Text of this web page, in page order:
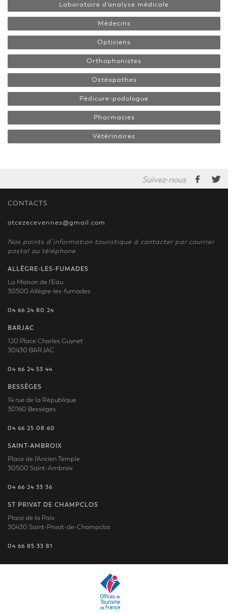
Laboratoire d'analyse médicale
Médecins
Opticiens
Orthophonistes
Ostéopathes
Pédicure-podologue
Pharmacies
Vétérinaires
Suivez-nous
CONTACTS
otcezecevennes@gmail.com
Nos points d’information touristique à contacter par courrier
postal ou téléphone
ALLÈGRE-LES-FUMADES
La Maison de l'Eau
30500 Allègre-les-fumades
04 66 24 80 24
BARJAC
120 Place Charles Guynet
30430 BARJAC
04 66 24 53 44
BESSÈGES
14 rue de la République
30160 Bessèges
04 66 25 08 60
SAINT-AMBROIX
Place de l'Ancien Temple
30500 Saint-Ambroix
04 66 24 33 36
ST PRIVAT DE CHAMPCLOS
Place de la Paix
30430 Saint-Privat-de-Champclos
04 66 85 33 81